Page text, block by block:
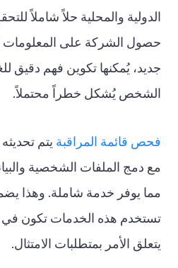
الدولية والمحلية حلاً شاملاً
حصول الشركة على
جديد، يُمكنها تكوين فهم دقيق
الشخص يُشكل خطراً محتملاً.
فحص قائمة المراقبة يتم
مع دمج الملفات الشخصية
مما يوفر خدمة شاملة. وهذا
تستخدم هذه الخدمات تكون
يتعلق الأمر بمتطلبات الامتثال.